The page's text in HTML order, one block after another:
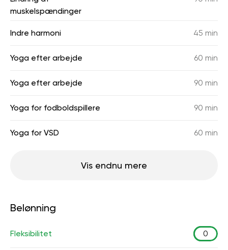
muskelspændinger
Indre harmoni 45 min
Yoga efter arbejde 60 min
Yoga efter arbejde 90 min
Yoga for fodboldspillere 90 min
Yoga for VSD 60 min
Vis endnu mere
Belønning
Fleksibilitet 0